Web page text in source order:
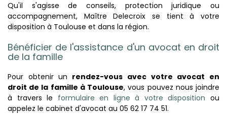
Qu'il s'agisse de conseils, protection juridique ou
accompagnement, Maître Delecroix se tient à votre
disposition à Toulouse et dans la région.
Bénéficier de l'assistance d'un avocat en droit
de la famille
Pour obtenir un rendez-vous avec votre avocat en
droit de la famille à Toulouse, vous pouvez nous joindre
à travers le formulaire en ligne à votre disposition ou
appelez le cabinet d'avocat au 05 62 17 74 51.